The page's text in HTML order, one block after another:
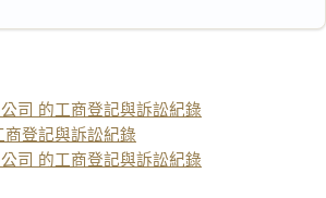
司 的工商登記與訴訟紀錄
登記與訴訟紀錄
司 的工商登記與訴訟紀錄